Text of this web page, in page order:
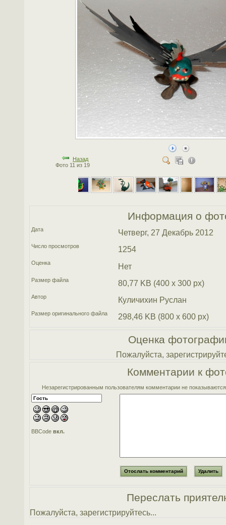
Назад
Фото 11 из 19
Информация о
Дата Четверг, 27 Декабрь 2012
Число просмотров 1254
Оценка Нет
Размер файла 80,77 KB (400 x 300 px)
Автор Куличихин Руслан
Размер оригинального файла 298,46 KB (800 x 600 px)
Оценка
Пожалуйста,
Комментарии к
Незарегистрированным пользователям комментарии не
BBCodeвкл.
Переслать
Пожалуйста, зарегистрируйтесь...